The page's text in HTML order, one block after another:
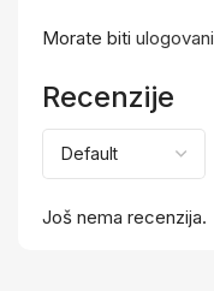
Recenzije
Još nema recenzija.
Morate biti ulogovani